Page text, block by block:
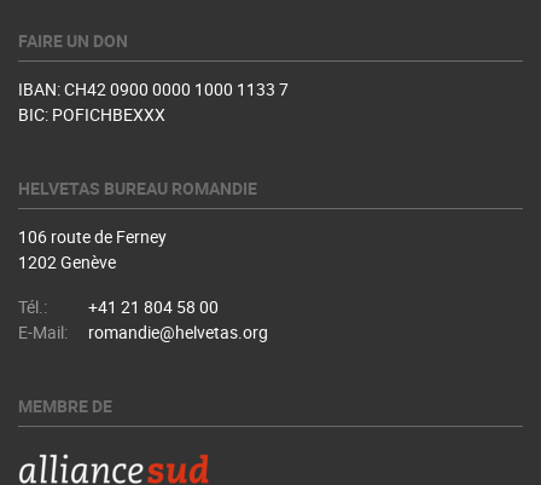
FAIRE UN DON
IBAN: CH42 0900 0000 1000 1133 7
BIC: POFICHBEXXX
HELVETAS BUREAU ROMANDIE
106 route de Ferney
1202 Genève
Tél.:
+41 21 804 58 00
E-Mail:
romandie@helvetas.org
MEMBRE DE